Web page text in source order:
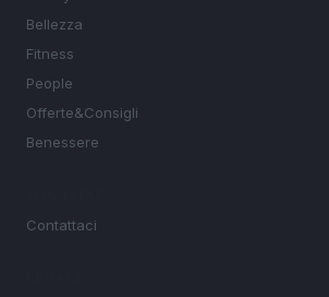
Bellezza
Fitness
People
Offerte&Consigli
Benessere
Contattaci